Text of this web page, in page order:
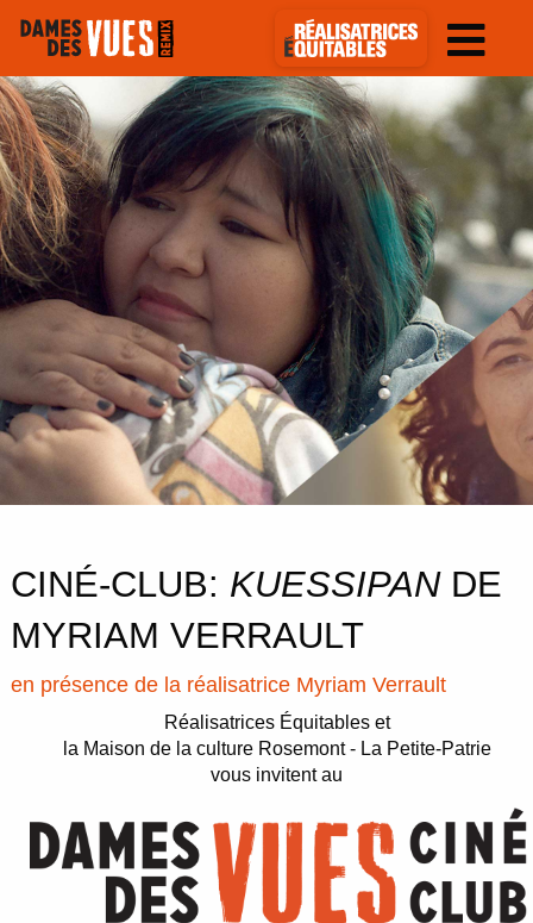
CINÉ-CLUB: KUESSIPANDE
MYRIAM VERRAULT
en présence de la réalisatrice Myriam Verrault
Réalisatrices Équitables et
la Maison de la culture Rosemont - La Petite-Patrie
vous invitent au